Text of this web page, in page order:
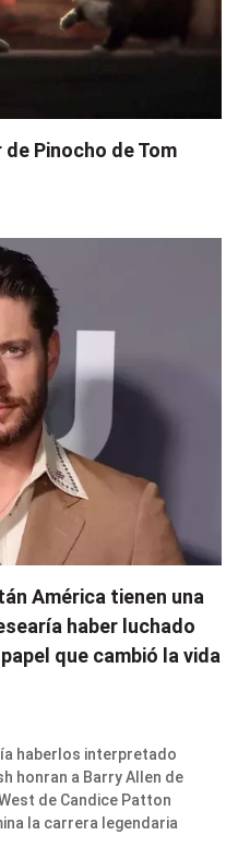
Pinocho de Tom
América tienen una
haber luchado
que cambió la vida